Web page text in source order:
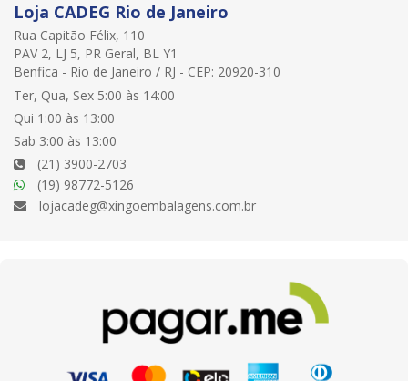
Loja CADEG Rio de Janeiro
Rua Capitão Félix, 110
PAV 2, LJ 5, PR Geral, BL Y1
Benfica - Rio de Janeiro / RJ - CEP: 20920-310
Ter, Qua, Sex 5:00 às 14:00
Qui 1:00 às 13:00
Sab 3:00 às 13:00
(21) 3900-2703
(19) 98772-5126
lojacadeg@xingoembalagens.com.br